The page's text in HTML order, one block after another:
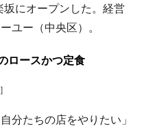
にオープンした。経営
ユー（中央区）。
ロースかつ定食
分たちの店をやりたい」